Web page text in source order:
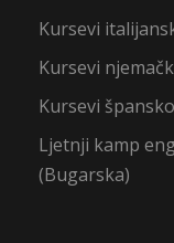
Kursevi
Kursevi
Kursevi
Ljetnji kamp
(Bugarska)